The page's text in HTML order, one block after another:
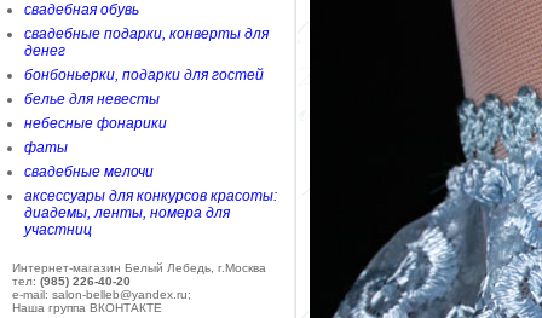
свадебная обувь
свадебные подарки, конверты для
денег
бонбоньерки, подарки для гостей
белье для невесты
небесные фонарики
фаты
свадебные мелочи
аксессуары для конкурсов красоты:
диадемы, ленты, номера для
участниц
Интернет-магазин Белый Лебедь, г.Москва
тел: (985) 226-40-20
e-mail: salon-belleb@yandex.ru;
Наша группа ВКОНТАКТЕ